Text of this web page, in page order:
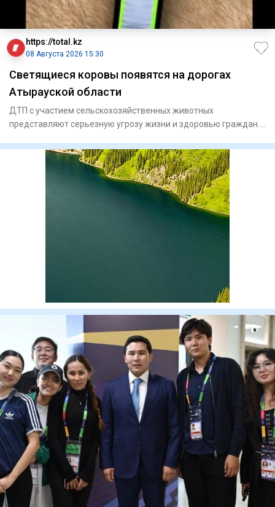
https://total.kz
08 Августа 2026 15:30
Светящиеся коровы появятся на дорогах
Атырауской области
ДТП с участием сельскохозяйственных животных
представляют серьезную угрозу жизни и здоровью граждан.